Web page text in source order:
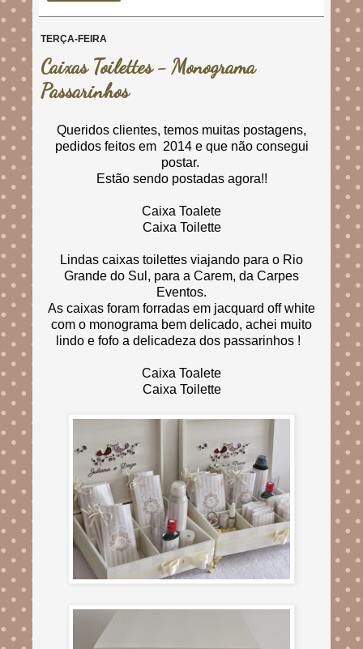
TERÇA-FEIRA
Caixas Toilettes - Monograma
Passarinhos
Queridos clientes, temos muitas postagens,
pedidos feitos em 2014 e que não consegui
postar.
Estão sendo postadas agora!!
Caixa Toalete
Caixa Toilette
Lindas caixas toilettes viajando para o Rio
Grande do Sul, para a Carem, da Carpes
Eventos.
As caixas foram forradas em jacquard off white
com o monograma bem delicado, achei muito
lindo e fofo a delicadeza dos passarinhos !
Caixa Toalete
Caixa Toilette